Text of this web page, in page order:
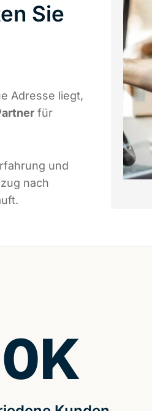
Sie
Adresse liegt,
für
und
nach
0K